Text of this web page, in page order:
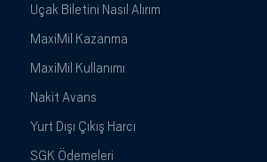
Uçak Biletini Nasıl Alırım
MaxiMil Kazanma
MaxiMil Kullanımı
Nakit Avans
Yurt Dışı Çıkış Harcı
SGK Ödemeleri